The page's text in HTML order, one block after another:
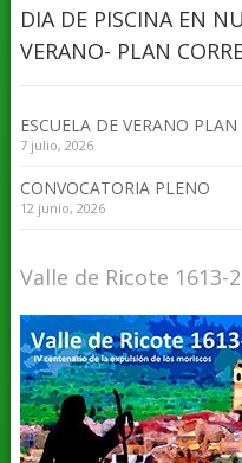
DIA DE PISCINA EN
VERANO- PLAN
ESCUELA DE VERANO
7 julio, 2026
CONVOCATORIA PLENO
12 junio, 2026
Valle de Ricote 1613-